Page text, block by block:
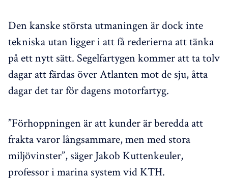
Den kanske största utmaningen är dock inte
tekniska utan ligger i att få rederierna att tänka
på ett nytt sätt. Segelfartygen kommer att ta tolv
dagar att färdas över Atlanten mot de sju, åtta
dagar det tar för dagens motorfartyg.
”Förhoppningen är att kunder är beredda att
frakta varor långsammare, men med stora
miljövinster”, säger Jakob Kuttenkeuler,
professor i marina system vid KTH.